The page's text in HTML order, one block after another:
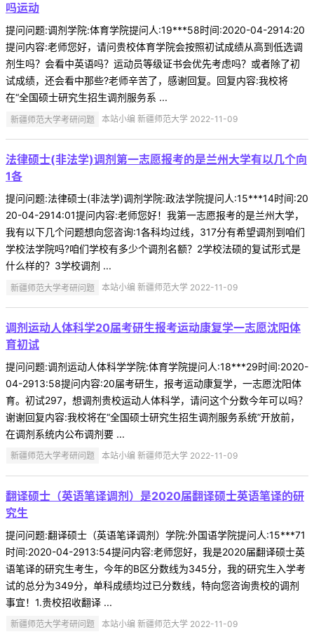
吗运动
提问问题:调剂学院:体育学院提问人:19***58时间:2020-04-2914:20
提问内容:老师您好，请问贵校体育学院会按照初试成绩从高到低选调
剂生吗？会看中英语吗？运动员等级证书会优先考虑吗？或者除了初
试成绩，还会看中那些?老师辛苦了，感谢回复。回复内容:我校将
在“全国硕士研究生招生调剂服务系 ...
新疆师范大学考研问题 本站小编 新疆师范大学 2022-11-09
法律硕士(非法学)调剂第一志愿报考的是兰州大学有以几个向
1各
提问问题:法律硕士(非法学)调剂学院:政法学院提问人:15***14时间:20
20-04-2914:01提问内容:老师您好！我第一志愿报考的是兰州大学，
我有以下几个问题想向您咨询:1各科均过线，317分有希望调剂到咱们
学校法学院吗?咱们学校有多少个调剂名额？2学校法硕的复试形式是
什么样的？3学校调剂 ...
新疆师范大学考研问题 本站小编 新疆师范大学 2022-11-09
调剂运动人体科学20届考研生报考运动康复学一志愿沈阳体
育初试
提问问题:调剂运动人体科学学院:体育学院提问人:18***29时间:2020-
04-2913:58提问内容:20届考研生，报考运动康复学，一志愿沈阳体
育。初试297，想调剂贵校运动人体科学，请问这个分数今年可以吗？
谢谢回复内容:我校将在“全国硕士研究生招生调剂服务系统”开放前，
在调剂系统内公布调剂要 ...
新疆师范大学考研问题 本站小编 新疆师范大学 2022-11-09
翻译硕士（英语笔译调剂）是2020届翻译硕士英语笔译的研
究生
提问问题:翻译硕士（英语笔译调剂）学院:外国语学院提问人:15***71
时间:2020-04-2913:54提问内容:老师您好，我是2020届翻译硕士英
语笔译的研究生考生，今年的B区分数线为345分，我的研究生入学考
试的总分为349分，单科成绩均过已分数线，特向您咨询贵校的调剂
事宜！1.贵校招收翻译 ...
新疆师范大学考研问题 本站小编 新疆师范大学 2022-11-09